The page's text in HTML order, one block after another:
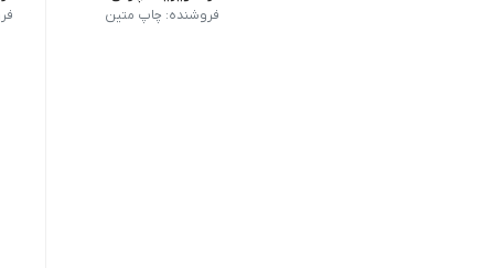
فروشنده: چاپ متین